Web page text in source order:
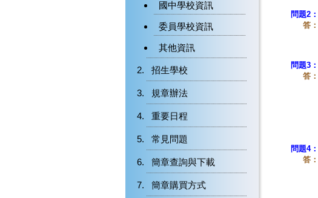
國中學校資訊
委員學校資訊
其他資訊
招生學校
規章辦法
重要日程
常見問題
簡章查詢與下載
簡章購買方式
問題2：
答：
問題3：
答：
問題4：
答：